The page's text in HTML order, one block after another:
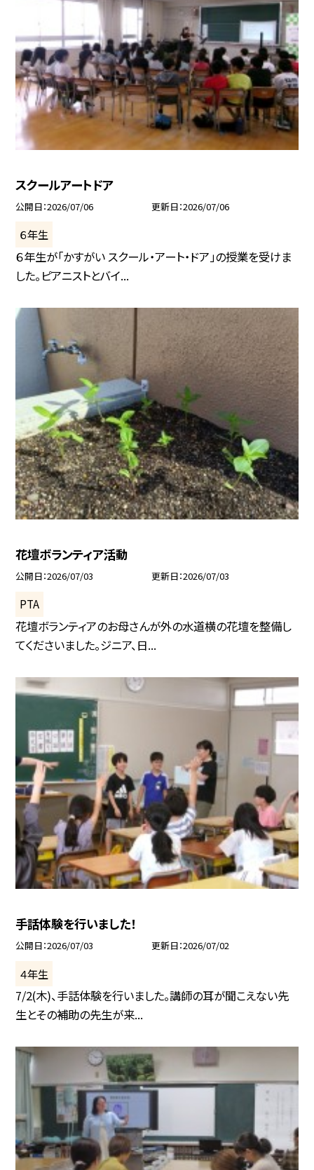
スクールアートドア
公開日 2026/07/06 更新日 2026/07/06
６年生
６年生が「かすがい スクール・アート・ドア」の授業を受けま
した。ピアニストとバイ...
花壇ボランティア活動
公開日 2026/07/03 更新日 2026/07/03
PTA
花壇ボランティアのお母さんが外の水道横の花壇を整備し
てくださいました。ジニア、日...
手話体験を行いました！
公開日 2026/07/03 更新日 2026/07/02
４年生
7/2(木)、手話体験を行いました。講師の耳が聞こえない先
生とその補助の先生が来...